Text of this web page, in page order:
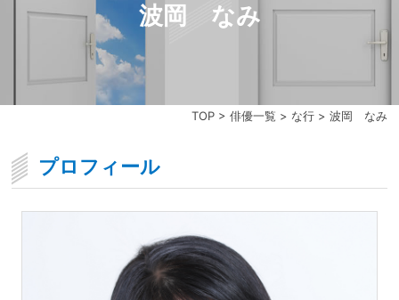
TOP> 俳優一覧 > な行> 波岡 なみ
波岡 なみ
プロフィール